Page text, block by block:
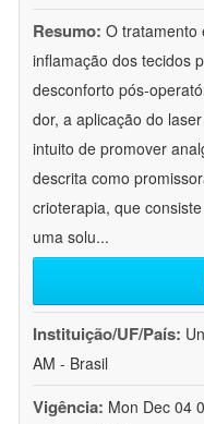
Resumo: O tratamento
inflamação dos tecidos
desconforto pós-
dor, a aplicação do
intuito de promover
descrita como
crioterapia, que
uma solu...
Instituição/UF/País:
AM - Brasil
Vigência: Mon Dec 04